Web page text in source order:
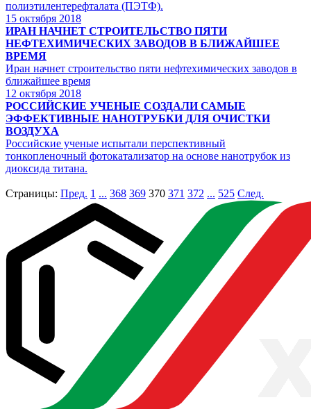
полиэтилентерефталата (ПЭТФ).
15 октября 2018
ИРАН НАЧНЕТ СТРОИТЕЛЬСТВО ПЯТИ
НЕФТЕХИМИЧЕСКИХ ЗАВОДОВ В БЛИЖАЙШЕЕ
ВРЕМЯ
Иран начнет строительство пяти нефтехимических заводов в
ближайшее время
12 октября 2018
РОССИЙСКИЕ УЧЕНЫЕ СОЗДАЛИ САМЫЕ
ЭФФЕКТИВНЫЕ НАНОТРУБКИ ДЛЯ ОЧИСТКИ
ВОЗДУХА
Российские ученые испытали перспективный
тонкопленочный фотокатализатор на основе нанотрубок из
диоксида титана.
Страницы: Пред. 1 ... 368 369 370 371 372 ... 525 След.